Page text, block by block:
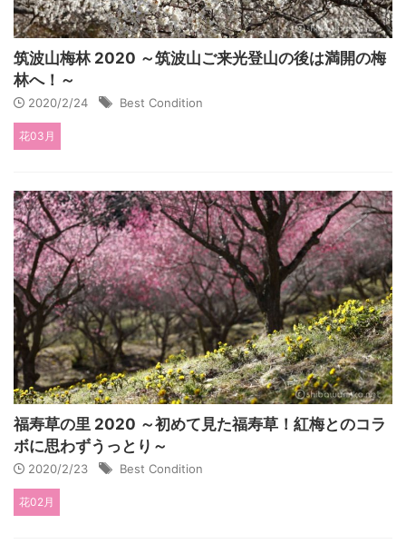
筑波山梅林 2020 ～筑波山ご来光登山の後は満開の梅
林へ！～
2020/2/24 Best Condition
花03月
福寿草の里 2020 ～初めて見た福寿草！紅梅とのコラ
ボに思わずうっとり～
2020/2/23 Best Condition
花02月